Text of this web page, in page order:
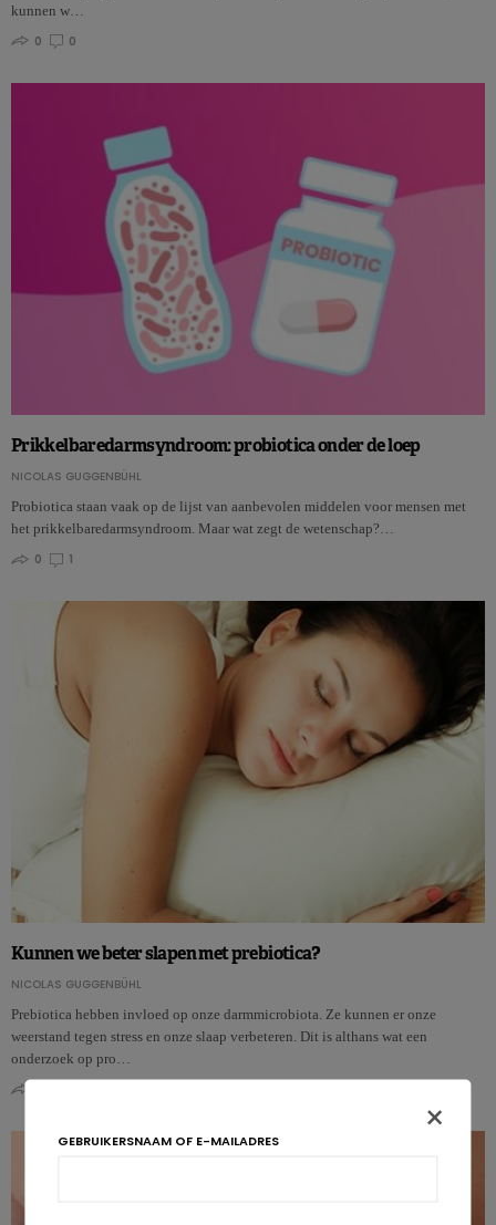
kunnen w…
0
0
Prikkelbaredarmsyndroom: probiotica onder de loep
NICOLAS GUGGENBÜHL
Probiotica staan vaak op de lijst van aanbevolen middelen voor mensen met
het prikkelbaredarmsyndroom. Maar wat zegt de wetenschap?…
0
1
Kunnen we beter slapen met prebiotica?
NICOLAS GUGGENBÜHL
Prebiotica hebben invloed op onze darmmicrobiota. Ze kunnen er onze
weerstand tegen stress en onze slaap verbeteren. Dit is althans wat een
onderzoek op pro…
×
GEBRUIKERSNAAM OF E-MAILADRES